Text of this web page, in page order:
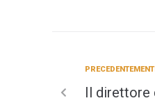
Il direttore